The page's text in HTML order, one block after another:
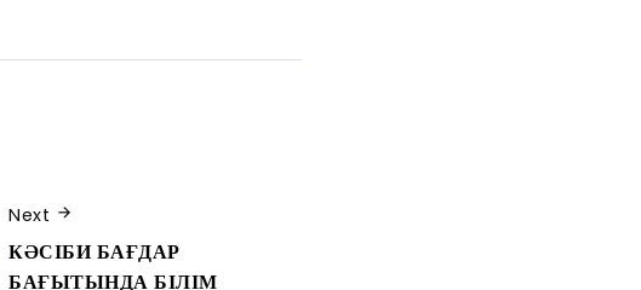
Next
КӘСІБИ БАҒДАР
БАҒЫТЫНДА БІЛІМ